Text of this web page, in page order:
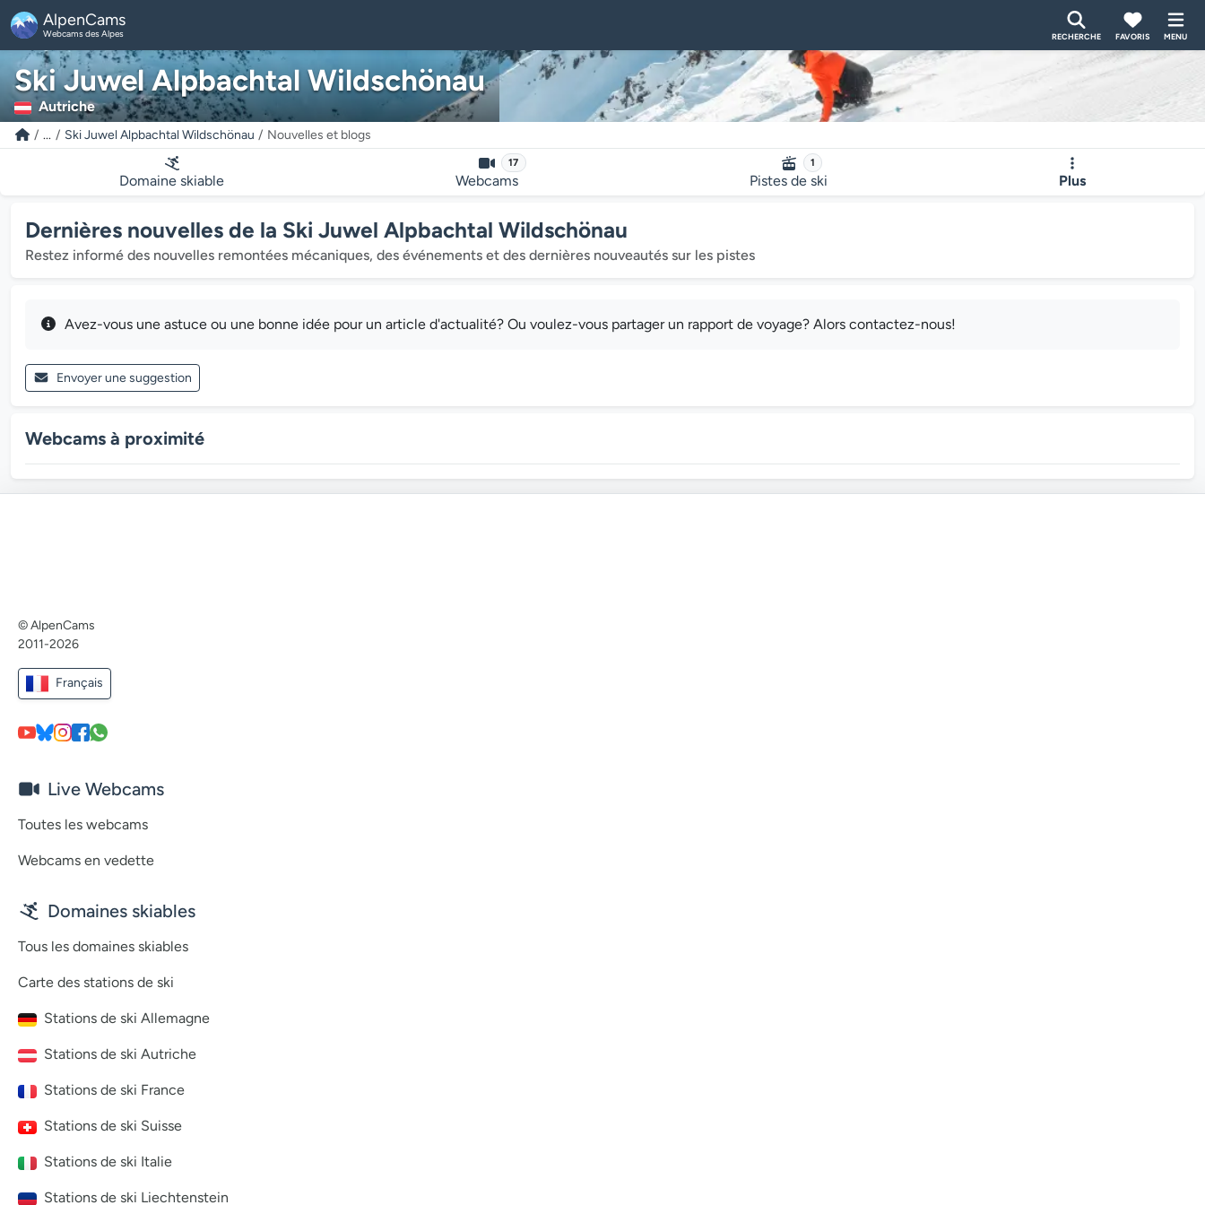
AlpenCams
Webcams des Alpes RECHERCHE FAVORIS MENU
Ski Juwel Alpbachtal Wildschönau
Autriche
... Ski Juwel Alpbachtal Wildschönau Nouvelles et blogs
Domaine skiable
17
Webcams
1
Pistes de ski Plus
Dernières nouvelles de la Ski Juwel Alpbachtal Wildschönau
Restez informé des nouvelles remontées mécaniques, des événements et des dernières nouveautés sur les pistes
Avez-vous une astuce ou une bonne idée pour un article d'actualité? Ou voulez-vous partager un rapport de voyage? Alors contactez-nous!
Envoyer une suggestion
Webcams à proximité
© AlpenCams
2011-2026
Français
Live Webcams
Toutes les webcams
Webcams en vedette
Domaines skiables
Tous les domaines skiables
Carte des stations de ski
Stations de ski Allemagne
Stations de ski Autriche
Stations de ski France
Stations de ski Suisse
Stations de ski Italie
Stations de ski Liechtenstein